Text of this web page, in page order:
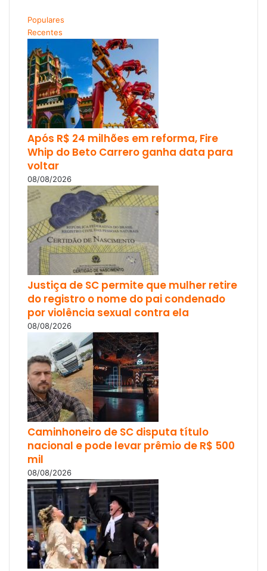
Populares
Recentes
Após R$ 24 milhões em reforma, Fire
Whip do Beto Carrero ganha data para
voltar
08/08/2026
Justiça de SC permite que mulher retire
do registro o nome do pai condenado
por violência sexual contra ela
08/08/2026
Caminhoneiro de SC disputa título
nacional e pode levar prêmio de R$ 500
mil
08/08/2026